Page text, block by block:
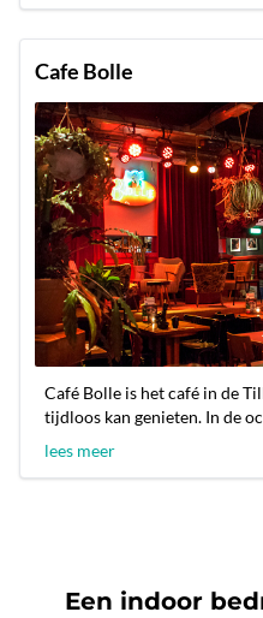
Cafe Bolle
Café Bolle is het café in de
tijdloos kan genieten. In de
lees meer
Een indoor